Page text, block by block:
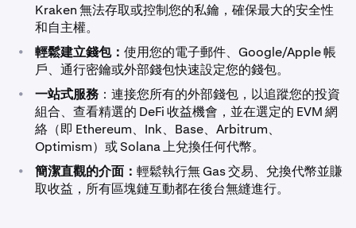
Kraken 無法存取或控制您的私鑰，確保最大的安全性
和自主權。
• 輕鬆建立錢包： 使用您的電子郵件、Google/Apple 帳
戶、通行密鑰或外部錢包快速設定您的錢包。
• 一站式服務 ：連接您所有的外部錢包，以追蹤您的投資
組合、查看精選的 DeFi 收益機會，並在選定的 EVM 網
絡（即 Ethereum、Ink、Base、Arbitrum、
Optimism）或 Solana 上兌換任何代幣。
• 簡潔直觀的介面： 輕鬆執行無 Gas 交易、兌換代幣並賺
取收益，所有區塊鏈互動都在後台無縫進行。